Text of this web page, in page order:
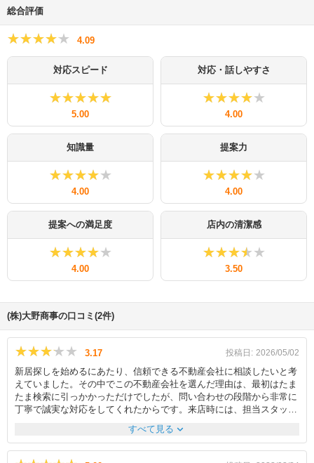
総合評価
★★★★★
★★★★★ 4.09
対応スピード
★★★★★
★★★★★
5.00
対応・話しやすさ
★★★★★
★★★★★
4.00
知識量
★★★★★
★★★★★
4.00
提案力
★★★★★
★★★★★
4.00
提案への満足度
★★★★★
★★★★★
4.00
店内の清潔感
★★★★★
★★★★★
3.50
(株)大野商事の口コミ(2件)
★★★★★
★★★★★ 3.17 投稿日: 2026/05/02
新居探しを始めるにあたり、信頼できる不動産会社に相談したいと考
えていました。その中でこの不動産会社を選んだ理由は、最初はたま
たま検索に引っかかっただけでしたが、問い合わせの段階から非常に
丁寧で誠実な対応をしてくれたからです。来店時には、担当スタッフ
の方がこちらの希望条件を細かく確認し、予算や生活スタイルに合っ
た物件を複数提案してくれました。物件の良い点だけでなく、日当た
め、安心して検討を進めることができました。内見の際も、実際の生
すべて見る expand_more